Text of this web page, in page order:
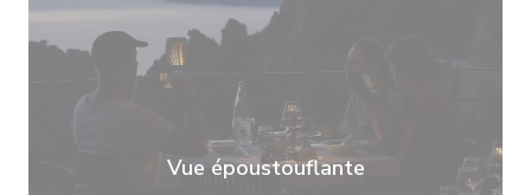
Vue époustouflante